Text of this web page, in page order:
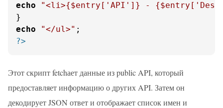
echo
"<li>{$entry['API']} -
echo
"</ul>"
?>
Этот скрипт fetchает данные из public API, который
предоставляет информацию о других API. Затем он
декодирует JSON ответ и отображает список имен и